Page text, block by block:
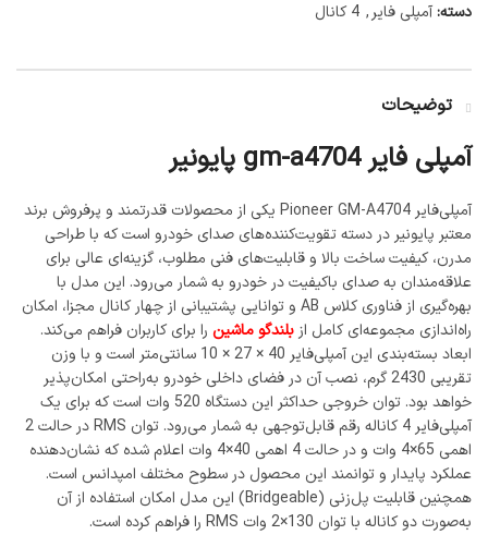
دسته:آمپلی فایر, 4 کانال
توضیحات
آمپلی فایر gm-a4704 پایونیر
آمپلی‌فایر Pioneer GM-A4704 یکی از محصولات قدرتمند و پرفروش برند
معتبر پایونیر در دسته تقویت‌کننده‌های صدای خودرو است که با طراحی
مدرن، کیفیت ساخت بالا و قابلیت‌های فنی مطلوب، گزینه‌ای عالی برای
علاقه‌مندان به صدای باکیفیت در خودرو به شمار می‌رود. این مدل با
بهره‌گیری از فناوری کلاس AB و توانایی پشتیبانی از چهار کانال مجزا، امکان
راه‌اندازی مجموعه‌ای کامل ازبلندگو ماشین را برای کاربران فراهم می‌کند.
ابعاد بسته‌بندی این آمپلی‌فایر 40 × 27 × 10 سانتی‌متر است و با وزن
تقریبی 2430 گرم، نصب آن در فضای داخلی خودرو به‌راحتی امکان‌پذیر
خواهد بود. توان خروجی حداکثر این دستگاه 520 وات است که برای یک
آمپلی‌فایر 4 کاناله رقم قابل‌توجهی به شمار می‌رود. توان RMS در حالت 2
اهمی 65×4 وات و در حالت 4 اهمی 40×4 وات اعلام شده که نشان‌دهنده
عملکرد پایدار و توانمند این محصول در سطوح مختلف امپدانس است.
همچنین قابلیت پل‌زنی (Bridgeable) این مدل امکان استفاده از آن
به‌صورت دو کاناله با توان 130×2 وات RMS را فراهم کرده است.